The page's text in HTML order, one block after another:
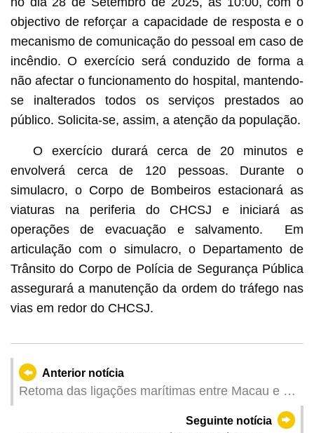
objectivo de reforçar a capacidade de resposta e o
mecanismo de comunicação do pessoal em caso de
incêndio. O exercício será conduzido de forma a
não afectar o funcionamento do hospital, mantendo-
se inalterados todos os serviços prestados ao
público. Solicita-se, assim, a atenção da população.
O exercício durará cerca de 20 minutos e
envolverá cerca de 120 pessoas. Durante o
simulacro, o Corpo de Bombeiros estacionará as
viaturas na periferia do CHCSJ e iniciará as
operações de evacuação e salvamento. Em
articulação com o simulacro, o Departamento de
Trânsito do Corpo de Polícia de Segurança Pública
assegurará a manutenção da ordem do tráfego nas
vias em redor do CHCSJ.
Anterior notícia
Retoma das ligações marítimas entre Macau e o
Seguinte notícia